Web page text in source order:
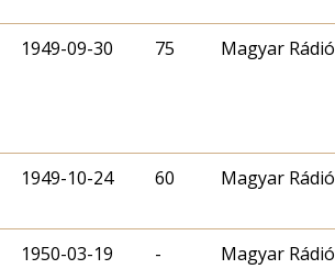
1949-09-30 75 Magyar Rádió
1949-10-24 60 Magyar Rádió
1950-03-19 - Magyar Rádió